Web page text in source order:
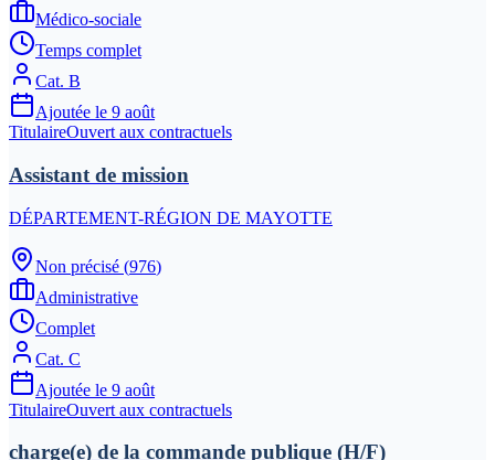
Médico-sociale
Temps complet
Cat. B
Ajoutée le 9 août
TitulaireOuvert aux contractuels
Assistant de mission
DÉPARTEMENT-RÉGION DE MAYOTTE
Non précisé (976)
Administrative
Complet
Cat. C
Ajoutée le 9 août
TitulaireOuvert aux contractuels
charge(e) de la commande publique (H/F)